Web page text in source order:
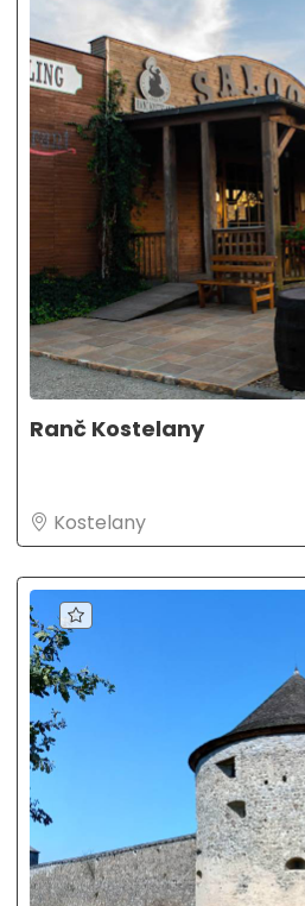
Ranč Kostelany
Kostelany